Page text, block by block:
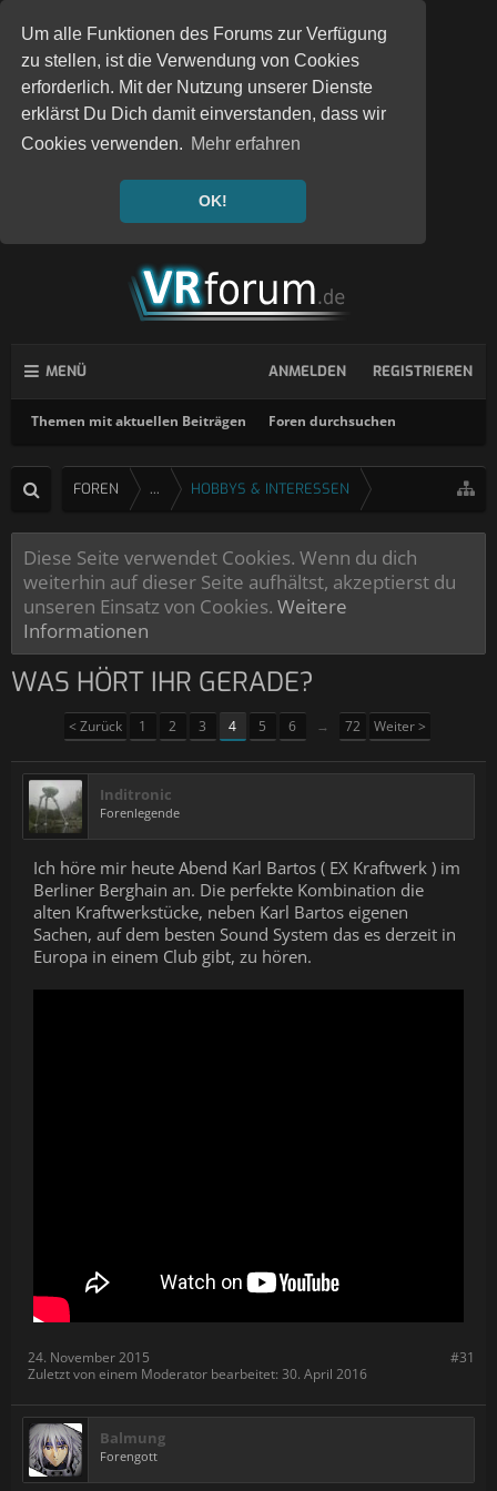
Um alle Funktionen des Forums zur Verfügung
zu stellen, ist die Verwendung von Cookies
erforderlich. Mit der Nutzung unserer Dienste
erklärst Du Dich damit einverstanden, dass wir
Cookies verwenden. Mehr erfahren
OK!
MENÜ
Themen mit aktuellen Beiträgen Foren durchsuchen
ANMELDEN REGISTRIEREN
FOREN ... HOBBYS & INTERESSEN
Diese Seite verwendet Cookies. Wenn du dich
weiterhin auf dieser Seite aufhältst, akzeptierst du
unseren Einsatz von Cookies. Weitere
Informationen
WAS HÖRT IHR GERADE?
< Zurück 1 2 3 4 5 6 → 72 Weiter >
Inditronic
Forenlegende
Ich höre mir heute Abend Karl Bartos ( EX Kraftwerk ) im
Berliner Berghain an. Die perfekte Kombination die
alten Kraftwerkstücke, neben Karl Bartos eigenen
Sachen, auf dem besten Sound System das es derzeit in
Europa in einem Club gibt, zu hören.
#31
24. November 2015
Zuletzt von einem Moderator bearbeitet: 30. April 2016
Balmung
Forengott